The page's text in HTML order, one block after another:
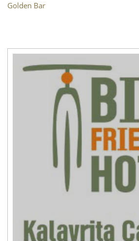
Golden Bar